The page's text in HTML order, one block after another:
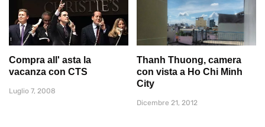
Compra all' asta la
vacanza con CTS
Luglio 7, 2008
Thanh Thuong, camera
con vista a Ho Chi Minh
City
Dicembre 21, 2012